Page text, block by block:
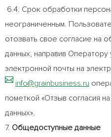
6.4. Срок обработки
неограниченным.
отозвать свое согласие на
данных, направив
электронной почты на
info@grainbusiness.ru
пометкой «Отзыв согласия
данных».
7. Общедоступные данные